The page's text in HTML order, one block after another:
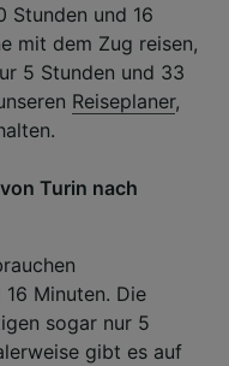
Stunden und 16
mit dem Zug reisen,
5 Stunden und 33
Reiseplaner,
Turin nach
Minuten. Die
sogar nur 5
gibt es auf